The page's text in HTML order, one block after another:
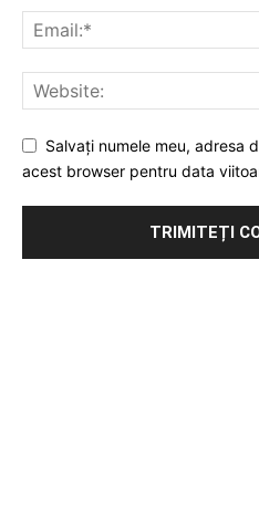
Salvați numele meu, adresa
acest browser pentru data